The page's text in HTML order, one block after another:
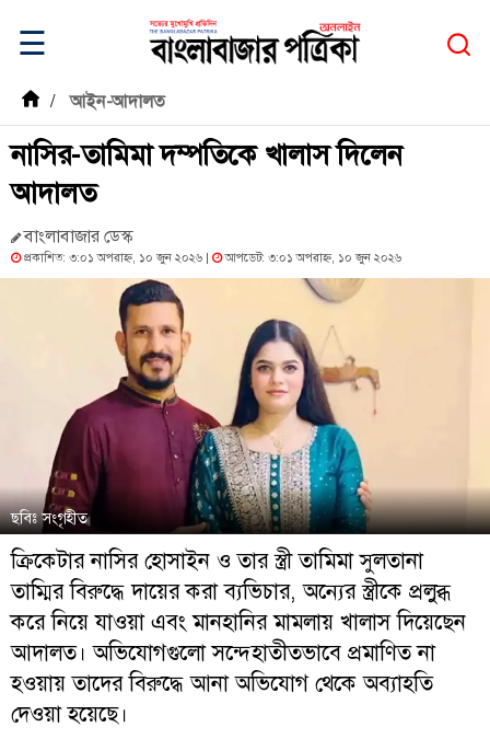
☰
/ আইন-আদালত
নাসির-তামিমা দম্পতিকে খালাস দিলেন
আদালত
বাংলাবাজার ডেস্ক
প্রকাশিত: ৩:০১ অপরাহ্ন, ১০ জুন ২০২৬ | আপডেট: ৩:০১ অপরাহ্ন, ১০ জুন ২০২৬
ছবিঃ সংগৃহীত
ক্রিকেটার নাসির হোসাইন ও তার স্ত্রী তামিমা সুলতানা
তাম্মির বিরুদ্ধে দায়ের করা ব্যভিচার, অন্যের স্ত্রীকে প্রলুব্ধ
করে নিয়ে যাওয়া এবং মানহানির মামলায় খালাস দিয়েছেন
আদালত। অভিযোগগুলো সন্দেহাতীতভাবে প্রমাণিত না
হওয়ায় তাদের বিরুদ্ধে আনা অভিযোগ থেকে অব্যাহতি
দেওয়া হয়েছে।